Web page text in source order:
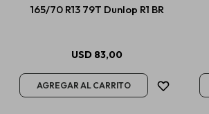
165/70 R13 79T Dunlop R1 BR
USD 83,00